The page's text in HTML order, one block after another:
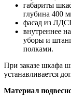
габариты
глубина 400
фасад из
внутреннее
уборы и
полками.
При заказе шкафа
устанавливается
Материал